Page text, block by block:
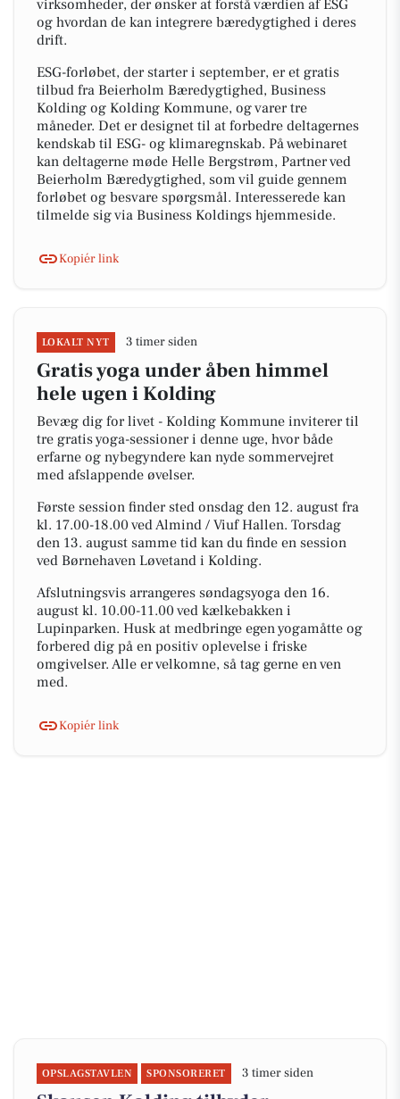
virksomheder, der ønsker at forstå værdien af ESG
og hvordan de kan integrere bæredygtighed i deres
drift.
ESG-forløbet, der starter i september, er et gratis
tilbud fra Beierholm Bæredygtighed, Business
Kolding og Kolding Kommune, og varer tre
måneder. Det er designet til at forbedre deltagernes
kendskab til ESG- og klimaregnskab. På webinaret
kan deltagerne møde Helle Bergstrøm, Partner ved
Beierholm Bæredygtighed, som vil guide gennem
forløbet og besvare spørgsmål. Interesserede kan
tilmelde sig via Business Koldings hjemmeside.
Kopiér link
LOKALT NYT 3 timer siden
Gratis yoga under åben himmel
hele ugen i Kolding
Bevæg dig for livet - Kolding Kommune inviterer til
tre gratis yoga-sessioner i denne uge, hvor både
erfarne og nybegyndere kan nyde sommervejret
med afslappende øvelser.
Første session finder sted onsdag den 12. august fra
kl. 17.00-18.00 ved Almind / Viuf Hallen. Torsdag
den 13. august samme tid kan du finde en session
ved Børnehaven Løvetand i Kolding.
Afslutningsvis arrangeres søndagsyoga den 16.
august kl. 10.00-11.00 ved kælkebakken i
Lupinparken. Husk at medbringe egen yogamåtte og
forbered dig på en positiv oplevelse i friske
omgivelser. Alle er velkomne, så tag gerne en ven
med.
Kopiér link
OPSLAGSTAVLEN SPONSORERET 3 timer siden